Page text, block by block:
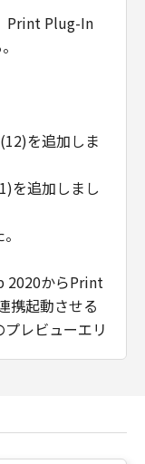
as that
(Oct 1995),
48 C.F.R.
1995),
acquire
set forth
30-2,
う語は、本
意味するも
Print Plug-In
を追加しま
を追加しまし
2020からPrint
携起動させる
レビューエリ